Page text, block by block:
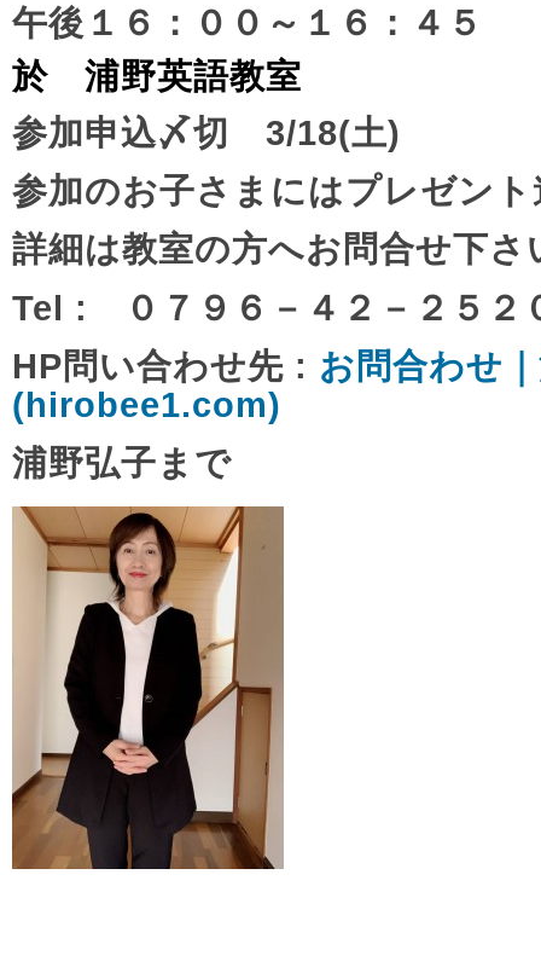
午後１６：００～１６：４５
於 浦野英語教室
参加申込〆切 3/18(土)
参加のお子さまにはプレゼント
詳細は教室の方へお問合せ下さ
Tel : ０７９６－４２－２５２
HP問い合わせ先 : お問合わせ
(hirobee1.com)
浦野弘子まで